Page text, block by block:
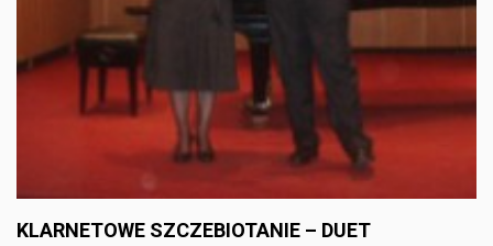
KLARNETOWE SZCZEBIOTANIE – DUET